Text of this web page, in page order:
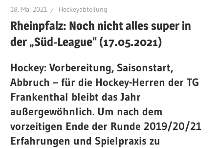
18. Mai 2021 Hockeyabteilung
Rheinpfalz: Noch nicht alles super in
der „Süd-League“ (17.05.2021)
Hockey: Vorbereitung, Saisonstart,
Abbruch – für die Hockey-Herren der TG
Frankenthal bleibt das Jahr
außergewöhnlich. Um nach dem
vorzeitigen Ende der Runde 2019/20/21
Erfahrungen und Spielpraxis zu